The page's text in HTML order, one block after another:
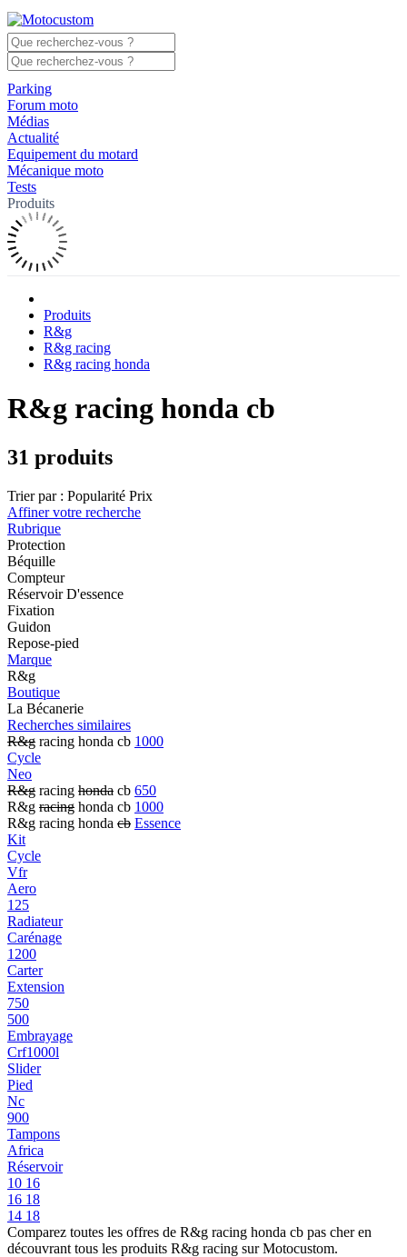
Parking
Forum moto
Médias
Actualité
Equipement du motard
Mécanique moto
Tests
Produits
Produits
R&g
R&g racing
R&g racing honda
R&g racing honda cb
31 produits
Trier par : Popularité Prix
Affiner votre recherche
Rubrique
Protection
Béquille
Compteur
Réservoir D'essence
Fixation
Guidon
Repose-pied
Marque
R&g
Boutique
La Bécanerie
Recherches similaires
R&g racing honda cb 1000
Cycle
Neo
R&g racing honda cb 650
R&g racing honda cb 1000
R&g racing honda cb Essence
Kit
Cycle
Vfr
Aero
125
Radiateur
Carénage
1200
Carter
Extension
750
500
Embrayage
Crf1000l
Slider
Pied
Nc
900
Tampons
Africa
Réservoir
10 16
16 18
14 18
Comparez toutes les offres de R&g racing honda cb pas cher en
découvrant tous les produits R&g racing sur Motocustom.